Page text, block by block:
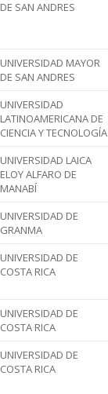
DE SAN ANDRES
UNIVERSIDAD MAYOR
DE SAN ANDRES
UNIVERSIDAD
LATINOAMERICANA DE
CIENCIA Y TECNOLOGÍA
UNIVERSIDAD LAICA
ELOY ALFARO DE
MANABÍ
UNIVERSIDAD DE
GRANMA
UNIVERSIDAD DE
COSTA RICA
UNIVERSIDAD DE
COSTA RICA
UNIVERSIDAD DE
COSTA RICA